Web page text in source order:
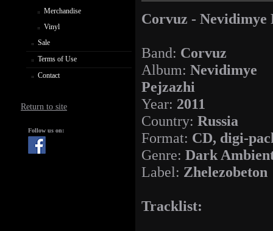
Merchandise
Vinyl
Sale
Terms of Use
Contact
Return to site
Follow us on:
Corvuz - Nevidimye
Band: Corvuz
Album: Nevidimye
Pejzazhi
Year: 2011
Country: Russia
Format: CD, digi-
Genre: Dark
Label: Zhelezobeton
Tracklist: